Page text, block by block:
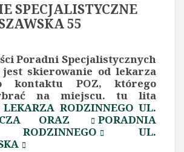
SPECJALISTYCZNE
55
Poradni Specjalistycznych
jest skierowanie od lekarza
kontaktu POZ, którego
na miejscu. tu lita
RODZINNEGO UL.
ORAZ
PORADNIA
RODZINNEGO
UL.